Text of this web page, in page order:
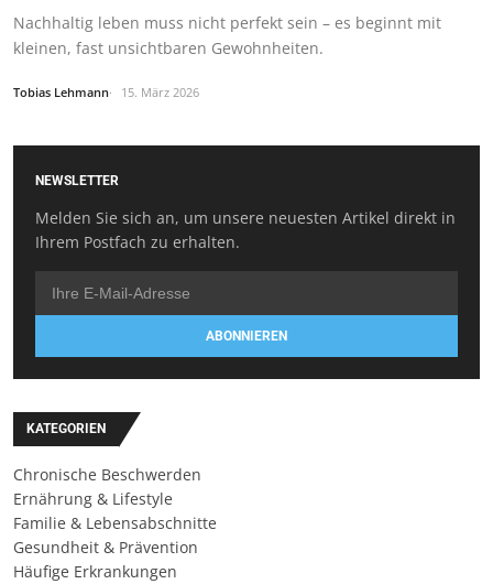
Nachhaltig leben muss nicht perfekt sein – es beginnt mit
kleinen, fast unsichtbaren Gewohnheiten.
Tobias Lehmann 15. März 2026
NEWSLETTER
Melden Sie sich an, um unsere neuesten Artikel direkt in
Ihrem Postfach zu erhalten.
ABONNIEREN
KATEGORIEN
Chronische Beschwerden
Ernährung & Lifestyle
Familie & Lebensabschnitte
Gesundheit & Prävention
Häufige Erkrankungen